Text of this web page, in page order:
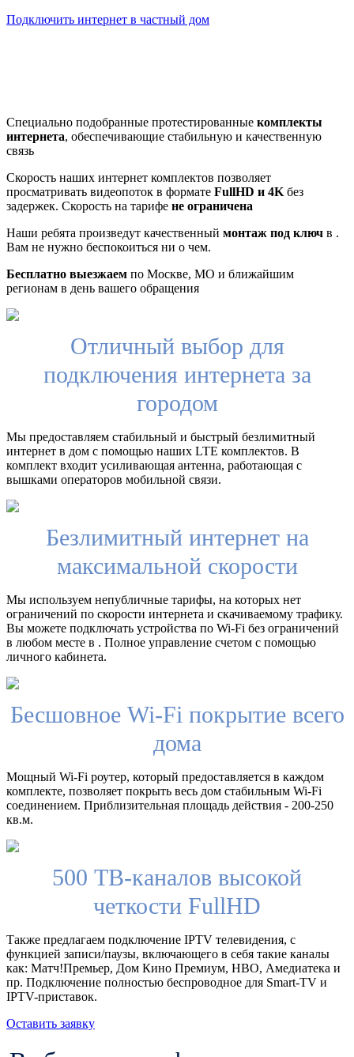
Подключить интернет в частный дом
Специально подобранные протестированные комплекты
интернета, обеспечивающие стабильную и качественную
связь
Скорость наших интернет комплектов позволяет
просматривать видеопоток в формате FullHD и 4K без
задержек. Скорость на тарифе не ограничена
Наши ребята произведут качественный монтаж под ключ в .
Вам не нужно беспокоиться ни о чем.
Бесплатно выезжаем по Москве, МО и ближайшим
регионам в день вашего обращения
Отличный выбор для
подключения интернета за
городом
Мы предоставляем стабильный и быстрый безлимитный
интернет в дом с помощью наших LTE комплектов. В
комплект входит усиливающая антенна, работающая с
вышками операторов мобильной связи.
Безлимитный интернет на
максимальной скорости
Мы используем непубличные тарифы, на которых нет
ограничений по скорости интернета и скачиваемому трафику.
Вы можете подключать устройства по Wi-Fi без ограничений
в любом месте в . Полное управление счетом с помощью
личного кабинета.
Бесшовное Wi-Fi покрытие всего
дома
Мощный Wi-Fi роутер, который предоставляется в каждом
комплекте, позволяет покрыть весь дом стабильным Wi-Fi
соединением. Приблизительная площадь действия - 200-250
кв.м.
500 ТВ-каналов высокой
четкости FullHD
Также предлагаем подключение IPTV телевидения, с
функцией записи/паузы, включающего в себя такие каналы
как: Матч!Премьер, Дом Кино Премиум, HBO, Амедиатека и
пр. Подключение полностью беспроводное для Smart-TV и
IPTV-приставок.
Оставить заявку